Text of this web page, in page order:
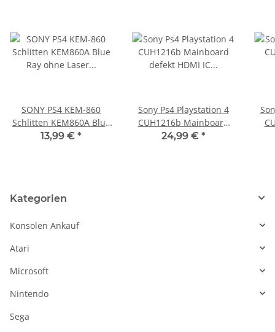
SONY PS4 KEM-860
Schlitten KEM860A Blue
Ray ohne Laser KES-
13,99 € *
Sony Ps4 Playstation 4
CUH1216b Mainboard
defekt HDMI IC CHIP
24,99 € *
Kategorien
Konsolen Ankauf
Atari
Microsoft
Nintendo
Sega